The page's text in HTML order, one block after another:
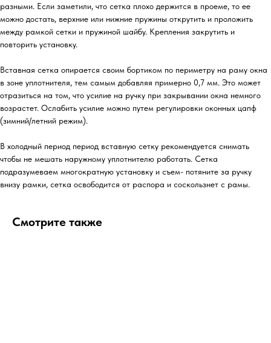
разными. Если заметили, что сетка плохо держится в проеме, то ее
можно достать, верхние или нижние пружины открутить и проложить
между рамкой сетки и пружиной шайбу. Крепления закрутить и
повторить установку.
Вставная сетка опирается своим бортиком по периметру на раму окна
в зоне уплотнителя, тем самым добавляя примерно 0,7 мм. Это может
отразиться на том, что усилие на ручку при закрывании окна немного
возрастет. Ослабить усилие можно путем регулировки оконных цапф
(зимний/летний режим).
В холодный период период вставную сетку рекомендуется снимать
чтобы не мешать наружному уплотнителю работать. Сетка
подразумеваем многократную установку и съем- потяните за ручку
внизу рамки, сетка освободится от распора и соскользнет с рамы.
Смотрите также